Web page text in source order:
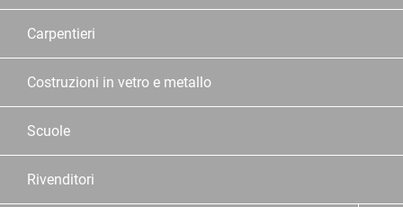
Carpentieri
Costruzioni in vetro e metallo
Scuole
Rivenditori